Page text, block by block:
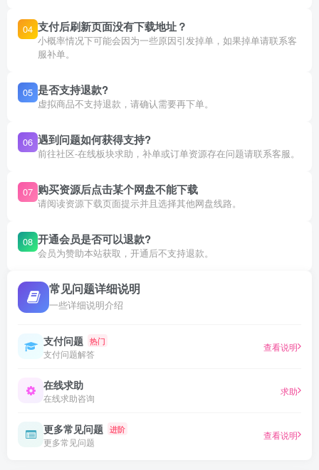
04 支付后刷新页面没有下载地址？
小概率情况下可能会因为一些原因引发掉单，如果掉单请联系客
服补单。
05 是否支持退款?
虚拟商品不支持退款，请确认需要再下单。
06 遇到问题如何获得支持?
前往社区-在线板块求助，补单或订单资源存在问题请联系客服。
07 购买资源后点击某个网盘不能下载
请阅读资源下载页面提示并且选择其他网盘线路。
08 开通会员是否可以退款?
会员为赞助本站获取，开通后不支持退款。
常见问题详细说明
一些详细说明介绍
支付问题 热门
支付问题解答
查看说明
在线求助
在线求助咨询
求助
更多常见问题 进阶
更多常见问题
查看说明